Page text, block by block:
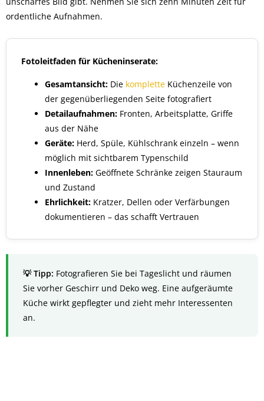
ordentliche Aufnahmen.
Fotoleitfaden für Kücheninserate:
Gesamtansicht: Die komplette Küchenzeile von
der gegenüberliegenden Seite fotografiert
Detailaufnahmen: Fronten, Arbeitsplatte, Griffe
aus der Nähe
Geräte: Herd, Spüle, Kühlschrank einzeln – wenn
möglich mit sichtbarem Typenschild
Innenleben: Geöffnete Schränke zeigen Stauraum
und Zustand
Ehrlichkeit: Kratzer, Dellen oder Verfärbungen
dokumentieren – das schafft Vertrauen
Fotografieren Sie bei Tageslicht und räumen
Sie vorher Geschirr und Deko weg. Eine aufgeräumte
Küche wirkt gepflegter und zieht mehr Interessenten
an.